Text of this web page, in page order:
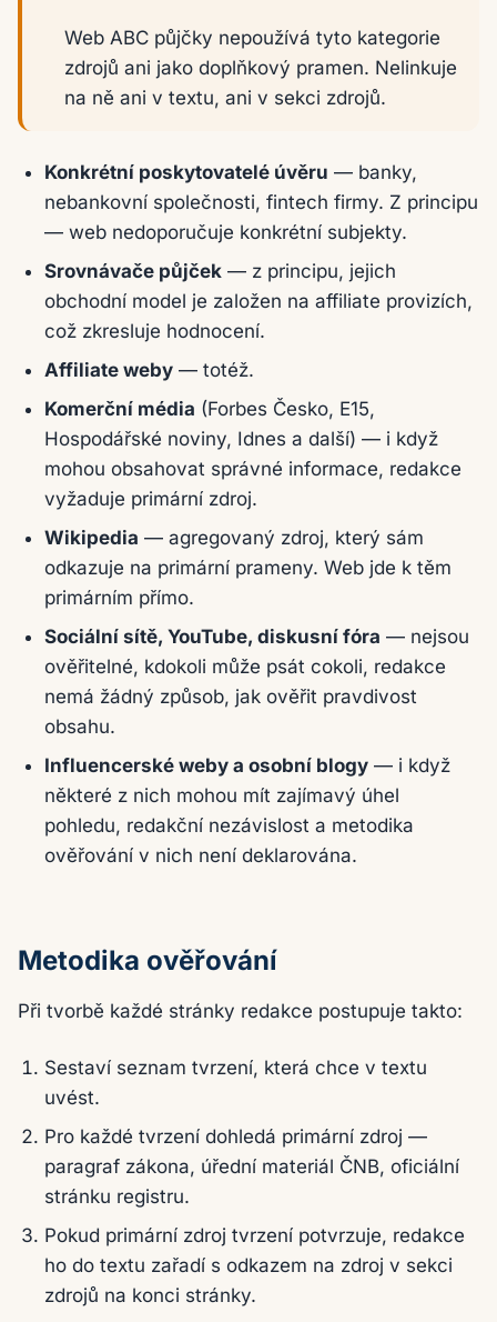
Web ABC půjčky nepoužívá tyto kategorie
zdrojů ani jako doplňkový pramen. Nelinkuje
na ně ani v textu, ani v sekci zdrojů.
Konkrétní poskytovatelé úvěru — banky,
nebankovní společnosti, fintech firmy. Z principu
— web nedoporučuje konkrétní subjekty.
Srovnávače půjček — z principu, jejich
obchodní model je založen na affiliate provizích,
což zkresluje hodnocení.
Affiliate weby — totéž.
Komerční média (Forbes Česko, E15,
Hospodářské noviny, Idnes a další) — i když
mohou obsahovat správné informace, redakce
vyžaduje primární zdroj.
Wikipedia — agregovaný zdroj, který sám
odkazuje na primární prameny. Web jde k těm
primárním přímo.
Sociální sítě, YouTube, diskusní fóra — nejsou
ověřitelné, kdokoli může psát cokoli, redakce
nemá žádný způsob, jak ověřit pravdivost
obsahu.
Influencerské weby a osobní blogy — i když
některé z nich mohou mít zajímavý úhel
pohledu, redakční nezávislost a metodika
ověřování v nich není deklarována.
Metodika ověřování
Při tvorbě každé stránky redakce postupuje takto:
Sestaví seznam tvrzení, která chce v textu
uvést.
Pro každé tvrzení dohledá primární zdroj —
paragraf zákona, úřední materiál ČNB, oficiální
stránku registru.
Pokud primární zdroj tvrzení potvrzuje, redakce
ho do textu zařadí s odkazem na zdroj v sekci
zdrojů na konci stránky.